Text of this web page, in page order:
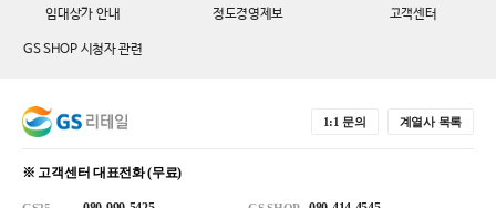
임대상가 안내 정도경영제보 고객센터
GS SHOP 시청자 관련
1:1 문의 계열사 목록
※ 고객센터 대표전화 (무료)